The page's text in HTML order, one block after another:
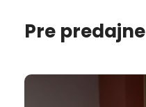
Pre predajne